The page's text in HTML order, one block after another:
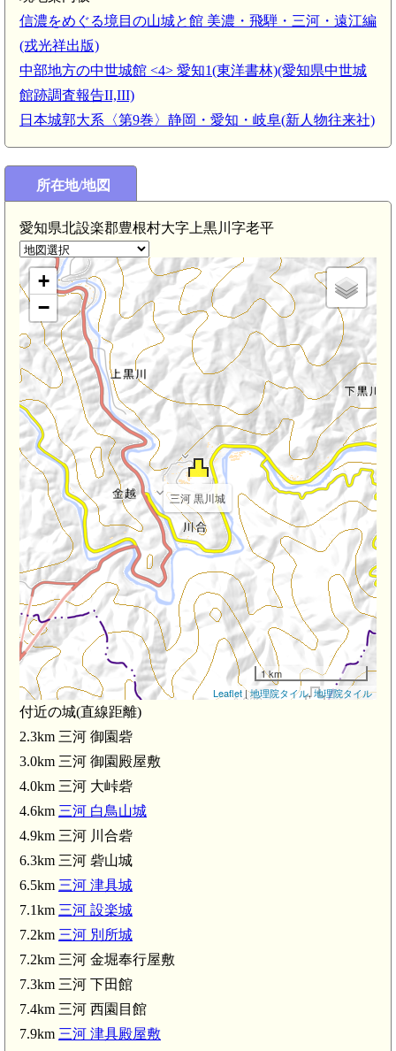
信濃をめぐる境目の山城と館 美濃・飛騨・三河・遠江編
(戎光祥出版)
中部地方の中世城館 <4> 愛知1(東洋書林)(愛知県中世城
館跡調査報告II,III)
日本城郭大系〈第9巻〉静岡・愛知・岐阜(新人物往来社)
所在地/地図
愛知県北設楽郡豊根村大字上黒川字老平
三河 黒川城
三河 川合砦(4.9km)
+
−
1 km
Leaflet|地理院タイル,地理院タイル
付近の城(直線距離)
2.3km 三河 御園砦
3.0km 三河 御園殿屋敷
4.0km 三河 大峠砦
4.6km 三河 白鳥山城
4.9km 三河 川合砦
6.3km 三河 砦山城
6.5km 三河 津具城
7.1km 三河 設楽城
7.2km 三河 別所城
7.2km 三河 金堀奉行屋敷
7.3km 三河 下田館
7.4km 三河 西園目館
7.9km 三河 津具殿屋敷